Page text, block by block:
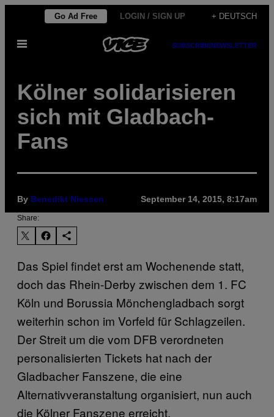
content
Go Ad Free LOGIN / SIGN UP + DEUTSCH
Open
SUBSCRIBENEWSLETTER
Kölner solidarisieren
sich mit Gladbach-
Fans
By Benedikt Niessen September 14, 2015, 8:17am
Share:
Das Spiel findet erst am Wochenende statt,
doch das Rhein-Derby zwischen dem 1. FC
Köln und Borussia Mönchengladbach sorgt
weiterhin schon im Vorfeld für Schlagzeilen.
Der Streit um die vom DFB verordneten
personalisierten Tickets hat nach der
Gladbacher Fanszene, die eine
Alternativveranstaltung organisiert, nun auch
die Kölner Fanszene erreicht.